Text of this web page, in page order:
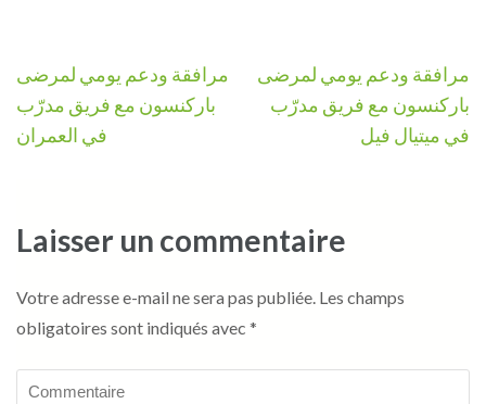
Navigation
de
l’article
مرافقة ودعم يومي لمرضى
باركنسون مع فريق مدرّب
في العمران
مرافقة ودعم يومي لمرضى
باركنسون مع فريق مدرّب
في ميتيال فيل
Laisser un commentaire
Votre adresse e-mail ne sera pas publiée. Les champs
obligatoires sont indiqués avec *
Commentaire